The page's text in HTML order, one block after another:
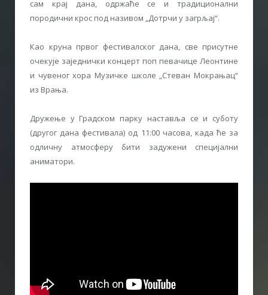
сам крај дана, одржаће се и традиционални
породични крос под називом „Дотрчи у загрљај“.
Као круна првог фестивалског дана, све присутне
очекује заједнички концерт поп певачице Леонтине
и чувеног хора Музичке школе „Стеван Мокрањац“
из Врања.
Дружење у Градском парку наставља се и суботу
(другог дана фестивала) од 11:00 часова, када ће за
одличну атмосферу бити задужени специјални
аниматори.